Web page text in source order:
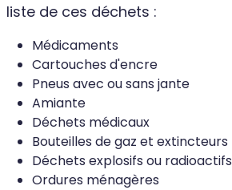
liste de ces déchets :
Médicaments
Cartouches d'encre
Pneus avec ou sans jante
Amiante
Déchets médicaux
Bouteilles de gaz et extincteurs
Déchets explosifs ou radioactifs
Ordures ménagères